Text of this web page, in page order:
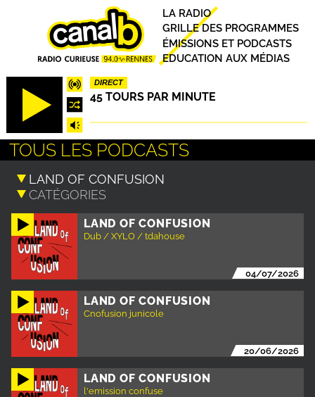
DIRECT
45 TOURS PAR MINUTE
Principal
LA RADIO
GRILLE DES PROGRAMMES
ÉMISSIONS ET PODCASTS
EDUCATION AUX MÉDIAS
TOUS LES PODCASTS
LAND OF CONFUSION
Dub / XYLO / tdahouse
04/07/2026
LAND OF CONFUSION
Cnofusion junicole
20/06/2026
LAND OF CONFUSION
l'emission confuse